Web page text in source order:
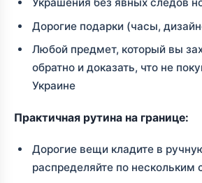
Дорогие подарки (часы,
Любой предмет, который вы
обратно и доказать, что не
Украине
Практичная рутина на границе:
Дорогие вещи кладите в
распределяйте по нескольким